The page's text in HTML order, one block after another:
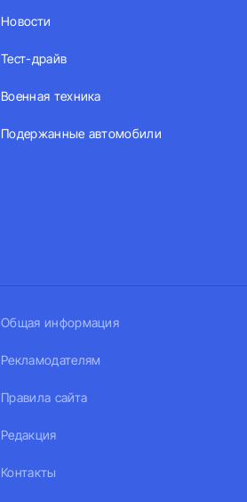
Новости
Тест-драйв
Военная техника
Подержанные автомобили
Общая информация
Рекламодателям
Правила сайта
Редакция
Контакты